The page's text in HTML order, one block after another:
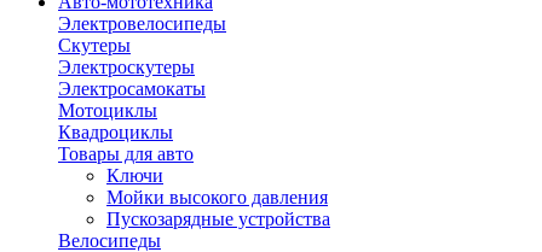
Электровелосипеды
Скутеры
Электроскутеры
Электросамокаты
Мотоциклы
Квадроциклы
Товары для авто
Ключи
Мойки высокого давления
Пускозарядные устройства
Велосипеды